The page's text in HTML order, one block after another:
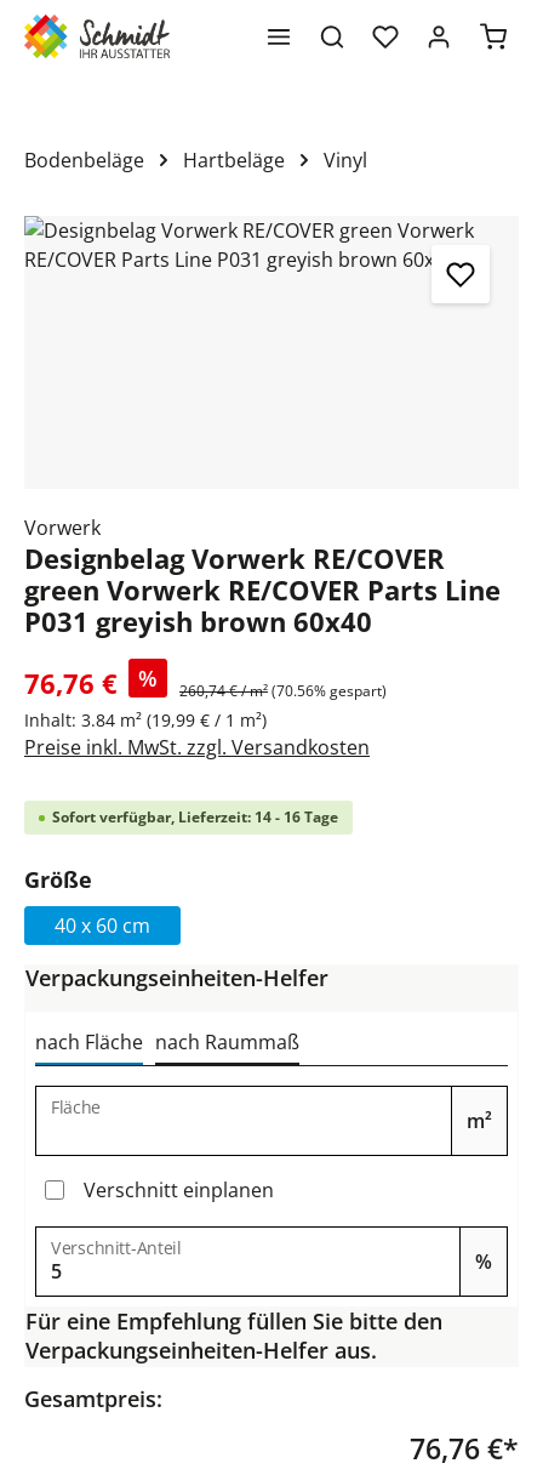
springen
Bodenbeläge Hartbeläge Vinyl
Bildergalerie überspringen
Vorwerk
Designbelag Vorwerk RE/COVER
green Vorwerk RE/COVER Parts Line
P031 greyish brown 60x40
76,76 €
% 260,74 € / m²(70.56% gespart)
Inhalt: 3.84 m² (19,99 € / 1 m²)
Preise inkl. MwSt. zzgl. Versandkosten
Sofort verfügbar, Lieferzeit: 14 - 16 Tage
Größe
40 x 60 cm
Verpackungseinheiten-Helfer
nach Fläche nach Raummaß
Fläche
m²
Verschnitt einplanen
Verschnitt-Anteil
%
Für eine Empfehlung füllen Sie bitte den
Verpackungseinheiten-Helfer aus.
Gesamtpreis:
76,76 €*